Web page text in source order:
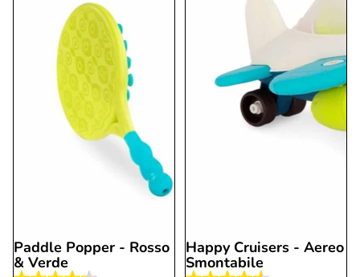
Paddle Popper - Rosso
& Verde
Happy Cruisers - Aereo
Smontabile